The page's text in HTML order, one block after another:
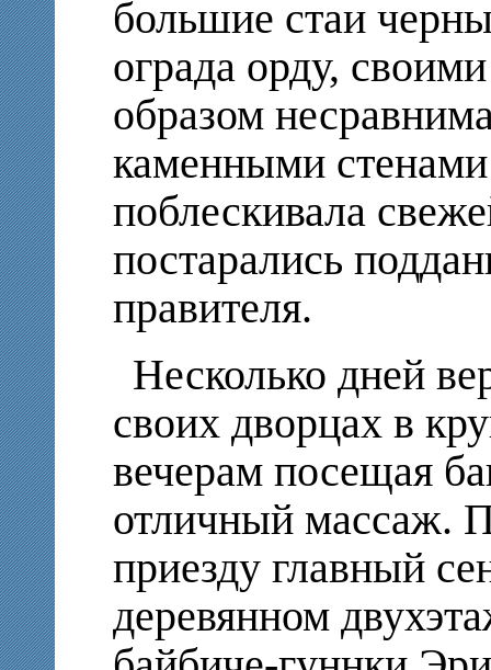
большие стаи
ограда орду,
образом
каменными
поблескивала
постарались
правителя.
Несколько дней
своих дворцах в
вечерам посещая
отличный массаж.
приезду главный
деревянном